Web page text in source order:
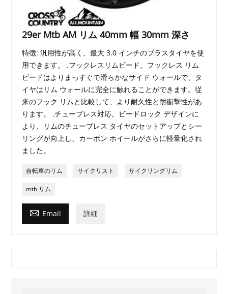
29er Mtb AM リム 40mm 幅 30mm 深さ
特徴: 汎用性が高く、最大 3.0 インチのプラスタイヤを使
用できます。 .フックレスリムビード。フックレス リム
ビードはよりまっすぐで滑らかなサイド ウォールで、タ
イヤはリム ウォールに完全に触れることができます。従
来のフック リムと比較して、より耐久性と耐衝撃性があ
ります。 .チューブレス対応。ビードロック デザインに
より、リムのチューブレス タイヤのセットアップとシー
リングが向上し、カーボン ホイールがさらに軽量化され
ました。
自転車のリム サイクリスト サイクリングリム
mtb リム
 Email 詳細